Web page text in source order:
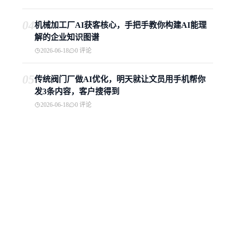
04机械加工厂AI获客核心，手把手教你构建AI能理
解的企业知识图谱
2026-06-18 0 评论
05传统阀门厂做AI优化，明天就让文员用手机帮你
发3条内容，客户搜得到
2026-06-18 0 评论